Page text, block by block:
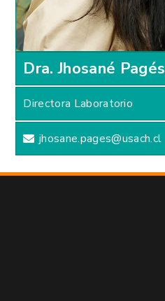
Dra. Jhosané Pagés
Directora Laboratorio
jhosane.pages@usach.cl